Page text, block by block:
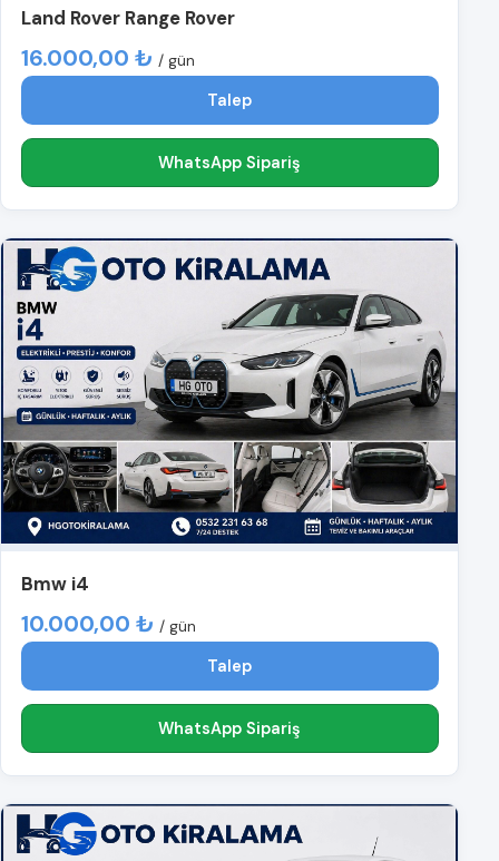
Land Rover Range Rover
16.000,00 ₺ / gün
Talep
WhatsApp Sipariş
Bmw i4
10.000,00 ₺ / gün
Talep
WhatsApp Sipariş